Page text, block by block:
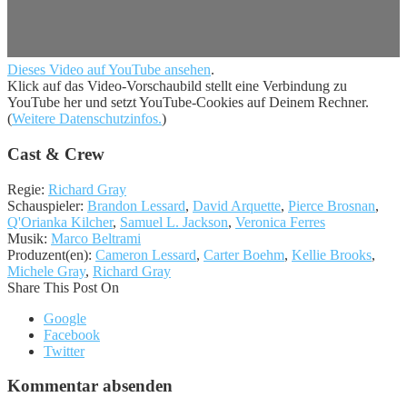
Dieses Video auf YouTube ansehen.
Klick auf das Video-Vorschaubild stellt eine Verbindung zu
YouTube her und setzt YouTube-Cookies auf Deinem Rechner.
(Weitere Datenschutzinfos.)
Cast & Crew
Regie: Richard Gray
Schauspieler: Brandon Lessard, David Arquette, Pierce Brosnan,
Q'Orianka Kilcher, Samuel L. Jackson, Veronica Ferres
Musik: Marco Beltrami
Produzent(en): Cameron Lessard, Carter Boehm, Kellie Brooks,
Michele Gray, Richard Gray
Share This Post On
Google
Facebook
Twitter
Kommentar absenden